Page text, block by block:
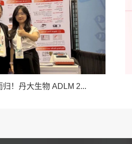
归！丹大生物 ADLM 2...